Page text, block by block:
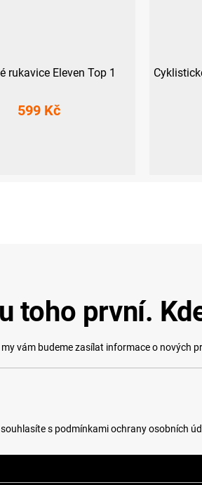
rukavice Eleven Top 1
599 Kč
toho první.
vám budeme zasílat informace o nových
s podmínkami ochrany osobních